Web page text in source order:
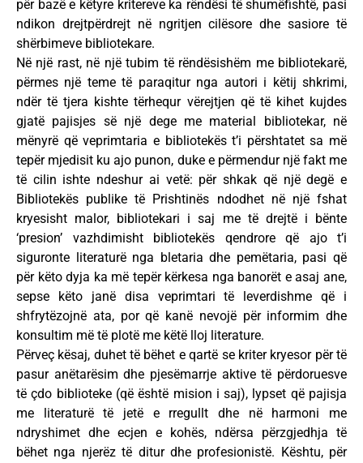
për bazë e këtyre kritereve ka rëndësi të shumëfishtë, pasi
ndikon drejtpërdrejt në ngritjen cilësore dhe sasiore të
shërbimeve bibliotekare.
Në një rast, në një tubim të rëndësishëm me bibliotekarë,
përmes një teme të paraqitur nga autori i këtij shkrimi,
ndër të tjera kishte tërhequr vërejtjen që të kihet kujdes
gjatë pajisjes së një dege me material bibliotekar, në
mënyrë që veprimtaria e bibliotekës t’i përshtatet sa më
tepër mjedisit ku ajo punon, duke e përmendur një fakt me
të cilin ishte ndeshur ai vetë: për shkak që një degë e
Bibliotekës publike të Prishtinës ndodhet në një fshat
kryesisht malor, bibliotekari i saj me të drejtë i bënte
‘presion’ vazhdimisht bibliotekës qendrore që ajo t’i
siguronte literaturë nga bletaria dhe pemëtaria, pasi që
për këto dyja ka më tepër kërkesa nga banorët e asaj ane,
sepse këto janë disa veprimtari të leverdishme që i
shfrytëzojnë ata, por që kanë nevojë për informim dhe
konsultim më të plotë me këtë lloj literature.
Përveç kësaj, duhet të bëhet e qartë se kriter kryesor për të
pasur anëtarësim dhe pjesëmarrje aktive të përdoruesve
të çdo biblioteke (që është mision i saj), lypset që pajisja
me literaturë të jetë e rregullt dhe në harmoni me
ndryshimet dhe ecjen e kohës, ndërsa përzgjedhja të
bëhet nga njerëz të ditur dhe profesionistë. Kështu, për